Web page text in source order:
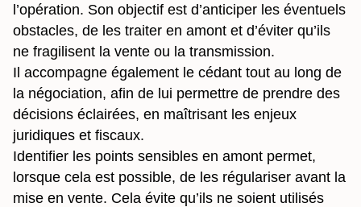
l’opération. Son objectif est d’anticiper les éventuels
obstacles, de les traiter en amont et d’éviter qu’ils
ne fragilisent la vente ou la transmission.
Il accompagne également le cédant tout au long de
la négociation, afin de lui permettre de prendre des
décisions éclairées, en maîtrisant les enjeux
juridiques et fiscaux.
Identifier les points sensibles en amont permet,
lorsque cela est possible, de les régulariser avant la
mise en vente. Cela évite qu’ils ne soient utilisés